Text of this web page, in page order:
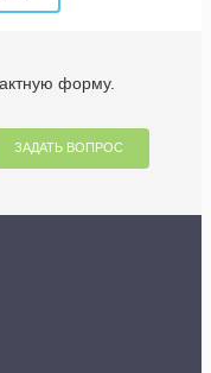
форму.
ЗАДАТЬ ВОПРОС